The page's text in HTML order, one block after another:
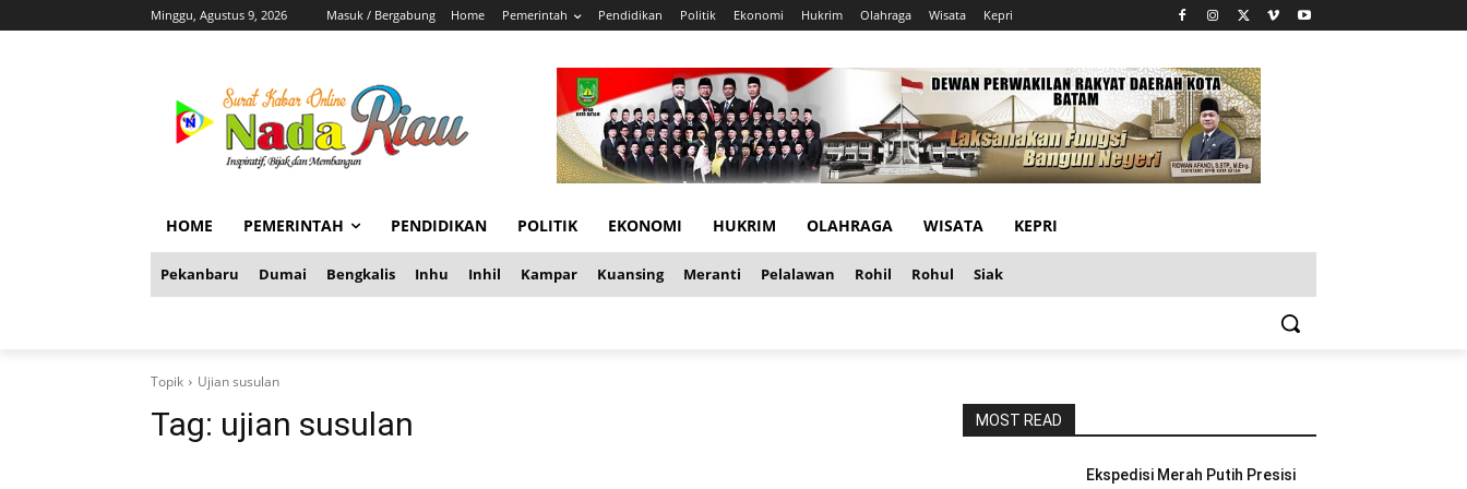
Minggu, Agustus 9, 2026 Masuk / Bergabung Home Pemerintah Pendidikan Politik Ekonomi Hukrim Olahraga Wisata Kepri
HOME PEMERINTAH PENDIDIKAN POLITIK EKONOMI HUKRIM OLAHRAGA WISATA KEPRI
Pekanbaru Dumai Bengkalis Inhu Inhil Kampar Kuansing Meranti Pelalawan Rohil Rohul Siak
Topik Ujian susulan
Tag: ujian susulan MOST READ
Ekspedisi Merah Putih Presisi